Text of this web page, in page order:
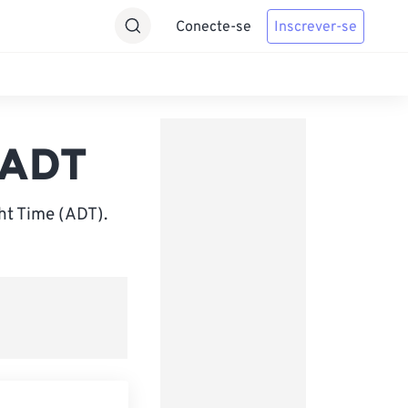
Conecte-se Inscrever-se
Time (ADT).